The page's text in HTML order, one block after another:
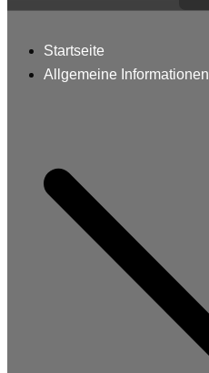
nach:
Startseite
Allgemeine Informationen